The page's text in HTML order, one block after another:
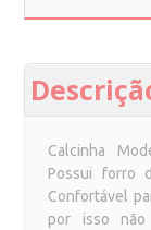
Calcinha
Possui forro
Confortável
por isso